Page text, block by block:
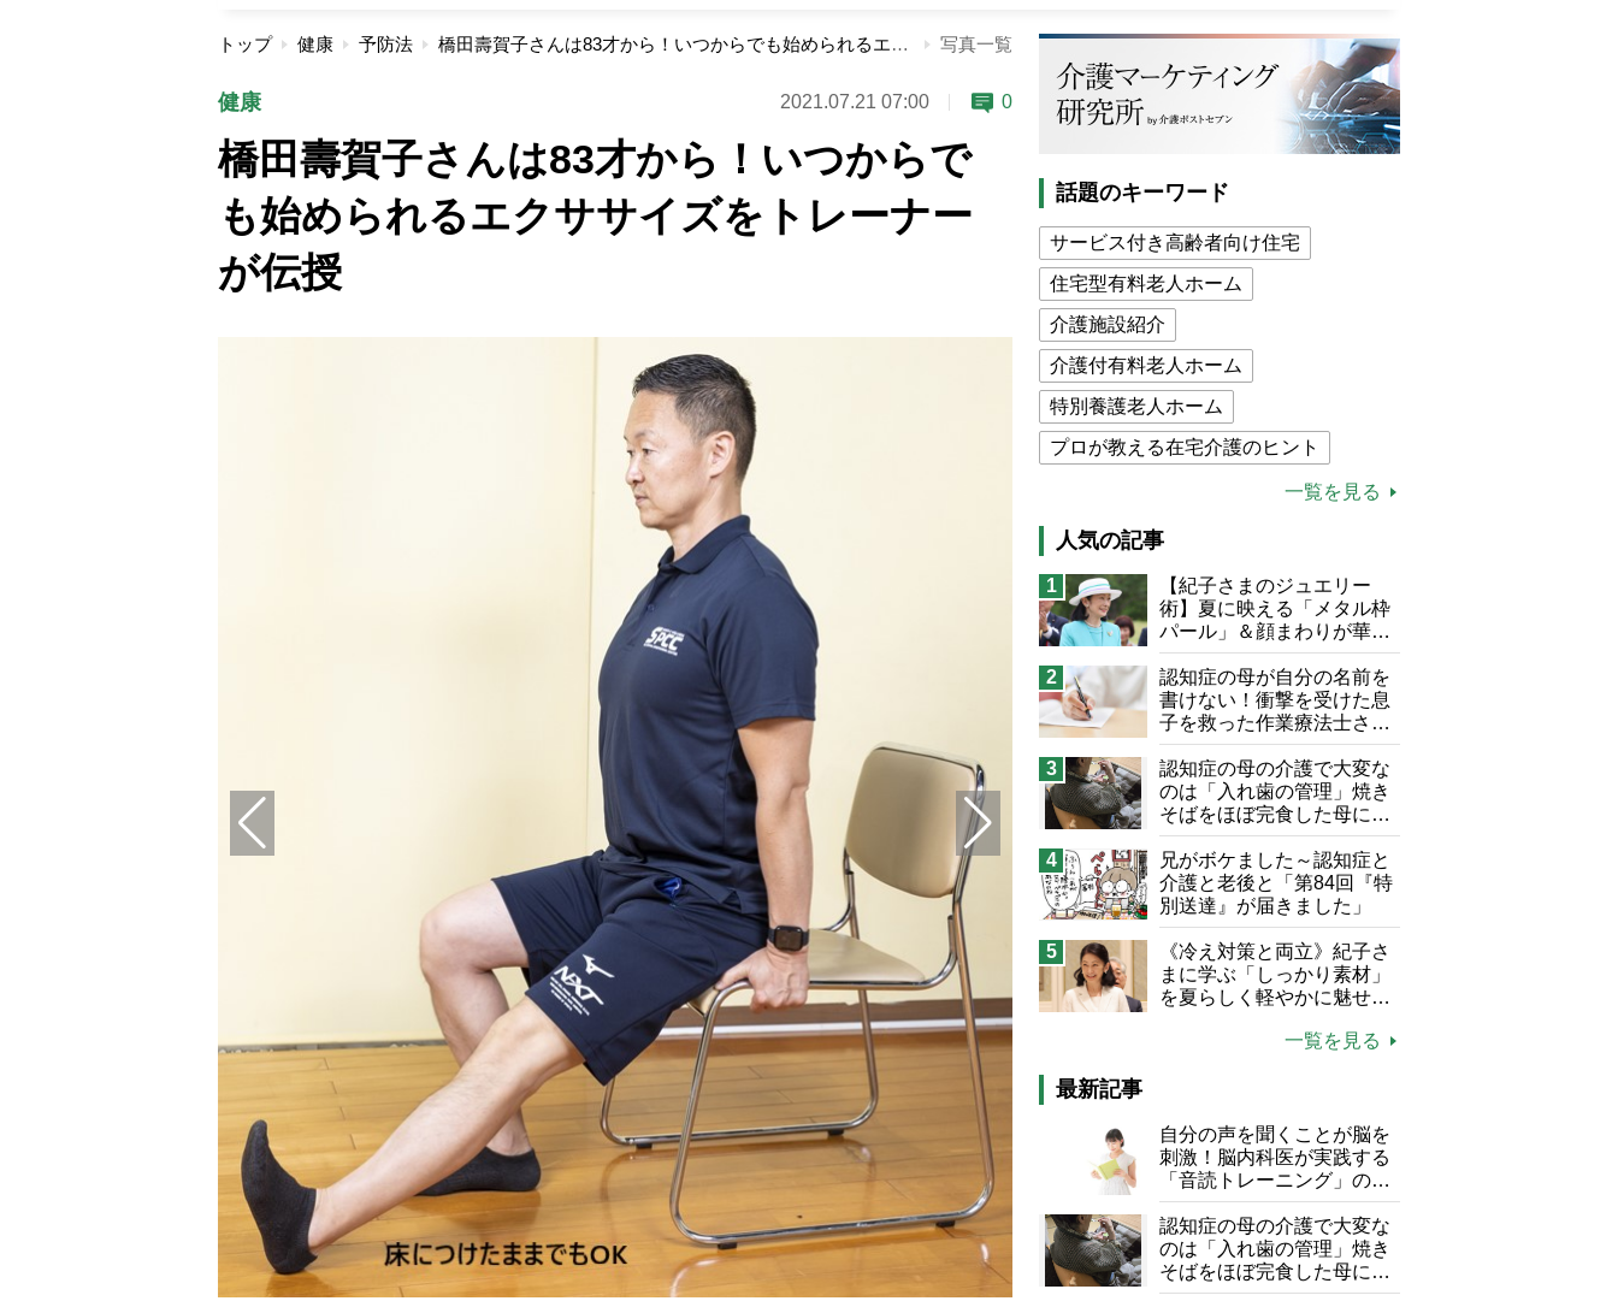
トップ 健康 予防法 橋田壽賀子さんは83才から！いつからでも始められるエクササイズをトレーナーが伝授 写真一覧
健康 2021.07.21 07:00 0
橋田壽賀子さんは83才から！いつからで
も始められるエクササイズをトレーナー
が伝授
話題のキーワード
サービス付き高齢者向け住宅
住宅型有料老人ホーム
介護施設紹介
介護付有料老人ホーム
特別養護老人ホーム
プロが教える在宅介護のヒント
介護食
高木ブー
ケアマネジャー
猫が母になつきません
息子の遠距離介護サバイバル術
兄がボケました
便利なサービス
予防法
一覧を見る
人気の記事
1
【紀子さまのジュエリー
術】夏に映える「メタル枠
パール」＆顔まわりが華や
ぐ「揺れる一粒」の使い分
け方
2
認知症の母が自分の名前を
書けない！衝撃を受けた息
子を救った作業療法士さん
の言葉
3
認知症の母の介護で大変な
のは「入れ歯の管理」焼き
そばをほぼ完食した母に息
子が血の気が引いた理由
4
兄がボケました～認知症と
介護と老後と「第84回『特
別送達』が届きました」
5
《冷え対策と両立》紀子さ
まに学ぶ「しっかり素材」
を夏らしく軽やかに魅せる
一覧を見る
最新記事
自分の声を聞くことが脳を
刺激！脳内科医が実践する
「音読トレーニング」の極
意
認知症の母の介護で大変な
のは「入れ歯の管理」焼き
そばをほぼ完食した母に息
子が血の気が引いた理由